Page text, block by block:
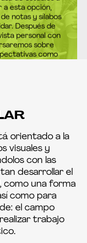
notas y sílabos
Después de
personal con
sobre
como
que
entrevista
anticipada con
dura una hora
orientado a la
visuales y
con las
desarrollar el
como una forma
como para
el campo
trabajo